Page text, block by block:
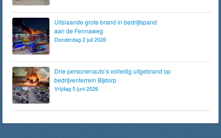
Uitslaande grote brand in bedrijfspand
aan de Fennaweg
Donderdag 2 juli 2026
Drie personenauto’s volledig uitgebrand op
bedrijventerrein Bijdorp
Vrijdag 5 juni 2026